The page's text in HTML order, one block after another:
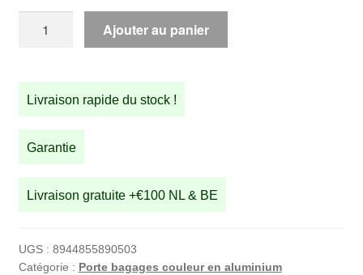
bagage
en
(cuivre)
Ajouter au panier
Livraison rapide du stock !
Garantie
Livraison gratuite +€100 NL & BE
UGS : 8944855890503
Catégorie : Porte bagages couleur en aluminium